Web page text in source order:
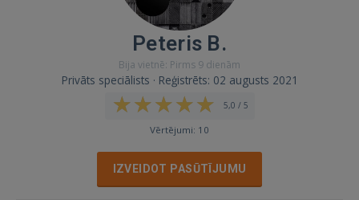
Peteris B.
Bija vietnē: Pirms 9 dienām
Privāts speciālists · Reģistrēts: 02 augusts 2021
5,0 / 5
Vērtējumi: 10
IZVEIDOT PASŪTĪJUMU